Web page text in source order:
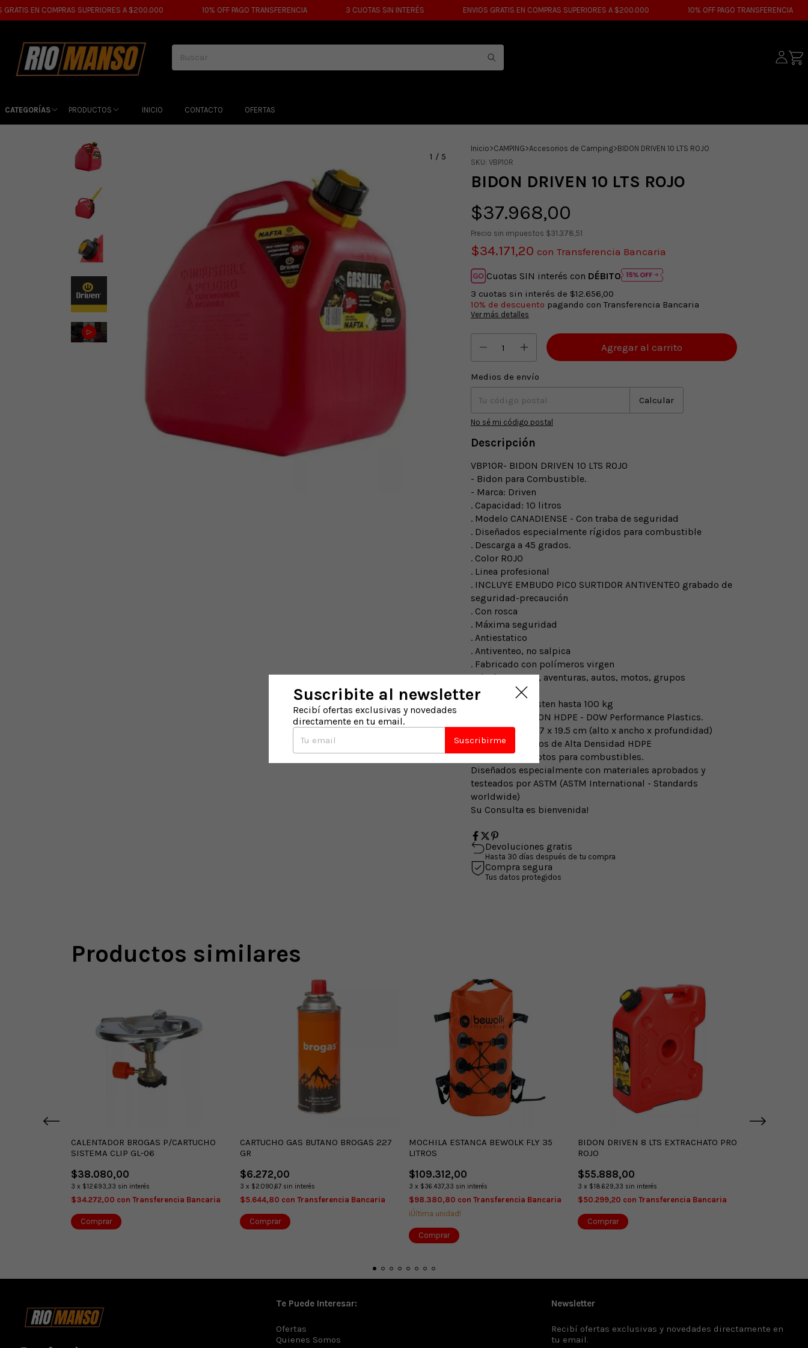
EN COMPRAS SUPERIORES A $200.000 10% OFF PAGO TRANSFERENCIA 3 CUOTAS SIN INTERÉS ENVIOS GRATIS EN COMPRAS SUPERIORES A $200.000 10% OFF PAGO TRANSFERENCIA
CATEGORÍAS PRODUCTOS INICIO CONTACTO OFERTAS
1 / 5
Inicio>CAMPING>Accesorios de Camping>BIDON DRIVEN 10 LTS ROJO
SKU: VBP10R
BIDON DRIVEN 10 LTS ROJO
$37.968,00
Precio sin impuestos $31.378,51
$34.171,20 con Transferencia Bancaria
Cuotas SIN interés con DÉBITO
3 cuotas sin interés de $12.656,00
10% de descuento pagando con Transferencia Bancaria
Ver más detalles
Entregas para el CP:
Medios de envío
Calcular
No sé mi código postal
Descripción
VBP10R- BIDON DRIVEN 10 LTS ROJO
- Bidon para Combustible.
- Marca: Driven
. Capacidad: 10 litros
. Modelo CANADIENSE - Con traba de seguridad
. Diseñados especialmente rígidos para combustible
. Descarga a 45 grados.
. Color ROJO
. Linea profesional
. INCLUYE EMBUDO PICO SURTIDOR ANTIVENTEO grabado de
seguridad-precaución
. Con rosca
. Máxima seguridad
. Antiestatico
. Antiventeo, no salpica
. Fabricado con polímeros virgen
. Ideal para: 4x4, aventuras, autos, motos, grupos
electrógenos.
. Apilables, resisten hasta 100 kg
. FABRICADOS CON HDPE - DOW Performance Plastics.
. Tamaño: 29 x 27 x 19.5 cm (alto x ancho x profundidad)
Bidones plasticos de Alta Densidad HDPE
Profesionales aptos para combustibles.
Diseñados especialmente con materiales aprobados y
testeados por ASTM (ASTM International - Standards
worldwide)
Su Consulta es bienvenida!
Devoluciones gratis
Hasta 30 días después de tu compra
Compra segura
Tus datos protegidos
Productos similares
CALENTADOR BROGAS P/CARTUCHO
SISTEMA CLIP GL-06
$38.080,00
3 x $12.693,33 sin interés
$34.272,00 con Transferencia Bancaria
CARTUCHO GAS BUTANO BROGAS 227
GR
$6.272,00
3 x $2.090,67 sin interés
$5.644,80 con Transferencia Bancaria
MOCHILA ESTANCA BEWOLK FLY 35
LITROS
$109.312,00
3 x $36.437,33 sin interés
$98.380,80 con Transferencia Bancaria
¡Última unidad!
BIDON DRIVEN 8 LTS EXTRACHATO PRO
ROJO
$55.888,00
3 x $18.629,33 sin interés
$50.299,20 con Transferencia Bancaria
Te Puede Interesar:
Ofertas
Quienes Somos
Newsletter
Recibí ofertas exclusivas y novedades directamente en
tu email.
Suscribite al newsletter
Recibí ofertas exclusivas y novedades
directamente en tu email.
Suscribirme